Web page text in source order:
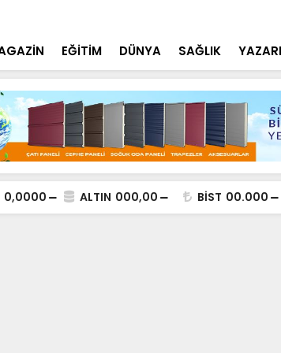
EĞİTİM DÜNYA SAĞLIK
0,0000 ALTIN 000,00 BİST 00.000